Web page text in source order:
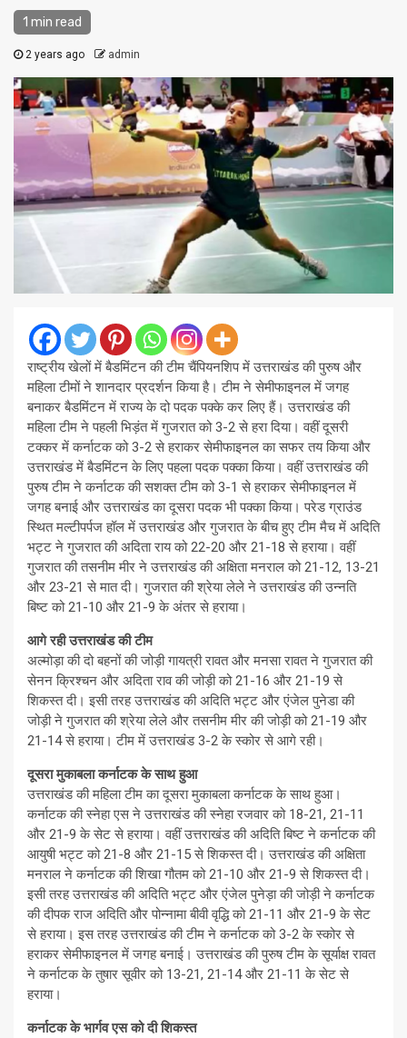
1 min read
2 years ago admin
राष्ट्रीय खेलों में बैडमिंटन की टीम चैंपियनशिप में उत्तराखंड की पुरुष और
महिला टीमों ने शानदार प्रदर्शन क‍िया है। टीम ने सेमीफाइनल में जगह
बनाकर बैडमिंटन में राज्य के दो पदक पक्के कर लिए हैं। उत्तराखंड की
महिला टीम ने पहली भिड़ंत में गुजरात को 3-2 से हरा दिया। वहीं दूसरी
टक्कर में कर्नाटक को 3-2 से हराकर सेमीफाइनल का सफर तय किया और
उत्तराखंड में बैडमिंटन के लिए पहला पदक पक्का किया। वहीं उत्तराखंड की
पुरुष टीम ने कर्नाटक की सशक्त टीम को 3-1 से हराकर सेमीफाइनल में
जगह बनाई और उत्तराखंड का दूसरा पदक भी पक्का किया। परेड ग्राउंड
स्थित मल्टीपर्पज हॉल में उत्तराखंड और गुजरात के बीच हुए टीम मैच में अदिति
भट्ट ने गुजरात की अदिता राय को 22-20 और 21-18 से हराया। वहीं
गुजरात की तसनीम मीर ने उत्तराखंड की अक्षिता मनराल को 21-12, 13-21
और 23-21 से मात दी। गुजरात की श्रेया लेले ने उत्तराखंड की उन्नति
बिष्ट को 21-10 और 21-9 के अंतर से हराया।
आगे रही उत्तराखंड की टीम
अल्मोड़ा की दो बहनों की जोड़ी गायत्री रावत और मनसा रावत ने गुजरात की
सेनन क्रिश्चन और अदिता राव की जोड़ी को 21-16 और 21-19 से
शिकस्त दी। इसी तरह उत्तराखंड की अदिति भट्ट और एंजेल पुनेडा की
जोड़ी ने गुजरात की श्रेया लेले और तसनीम मीर की जोड़ी को 21-19 और
21-14 से हराया। टीम में उत्तराखंड 3-2 के स्कोर से आगे रही।
दूसरा मुकाबला कर्नाटक के साथ हुआ
उत्तराखंड की महिला टीम का दूसरा मुकाबला कर्नाटक के साथ हुआ।
कर्नाटक की स्नेहा एस ने उत्तराखंड की स्नेहा रजवार को 18-21, 21-11
और 21-9 के सेट से हराया। वहीं उत्तराखंड की अदिति बिष्ट ने कर्नाटक की
आयुषी भट्ट को 21-8 और 21-15 से शिकस्त दी। उत्तराखंड की अक्षिता
मनराल ने कर्नाटक की शिखा गौतम को 21-10 और 21-9 से शिकस्त दी।
इसी तरह उत्तराखंड की अदिति भट्ट और एंजेल पुनेड़ा की जोड़ी ने कर्नाटक
की दीपक राज अदिति और पोन्नामा बीवी वृद्धि को 21-11 और 21-9 के सेट
से हराया। इस तरह उत्तराखंड की टीम ने कर्नाटक को 3-2 के स्कोर से
हराकर सेमीफाइनल में जगह बनाई। उत्तराखंड की पुरुष टीम के सूर्याक्ष रावत
ने कर्नाटक के तुषार सूवीर को 13-21, 21-14 और 21-11 के सेट से
हराया।
कर्नाटक के भार्गव एस को दी शिकस्त